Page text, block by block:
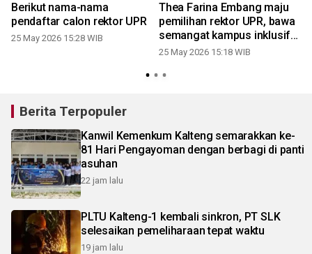
Berikut nama-nama
pendaftar calon rektor UPR
25 May 2026 15:28 WIB
Thea Farina Embang maju
pemilihan rektor UPR, bawa
semangat kampus inklusif
dan berdampak
25 May 2026 15:18 WIB
Berita Terpopuler
Kanwil Kemenkum Kalteng semarakkan ke-
81 Hari Pengayoman dengan berbagi di panti
asuhan
22 jam lalu
PLTU Kalteng-1 kembali sinkron, PT SLK
selesaikan pemeliharaan tepat waktu
19 jam lalu